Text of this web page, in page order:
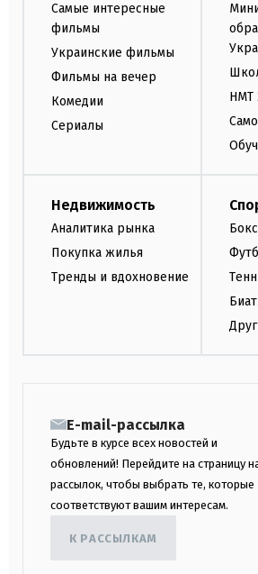
Самые интересные
фильмы
Украинские фильмы
Фильмы на вечер
Комедии
Сериалы
НМТ
Недвижимость
Аналитика рынка
Покупка жилья
Тренды и вдохновение
Бокс
E-mail-рассылка
Будьте в курсе всех новостей и
обновлений! Перейдите на страницу
рассылок, чтобы выбрать те, которые
соответствуют вашим интересам.
К РАССЫЛКАМ